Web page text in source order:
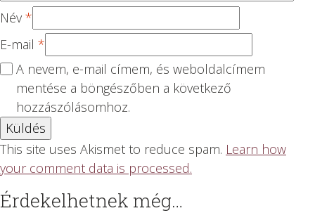
Név *
E-mail *
A nevem, e-mail címem, és weboldalcímem
mentése a böngészőben a következő
hozzászólásomhoz.
This site uses Akismet to reduce spam. Learn how
your comment data is processed.
Érdekelhetnek még…